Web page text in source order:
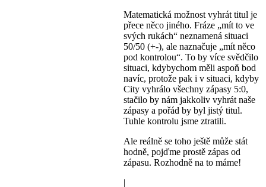
Matematická možnost vyhrát titul je
přece něco jiného. Fráze „mít to ve
svých rukách“ neznamená situaci
50/50 (+-), ale naznačuje „mít něco
pod kontrolou“. To by více svědčilo
situaci, kdybychom měli aspoň bod
navíc, protože pak i v situaci, kdyby
City vyhrálo všechny zápasy 5:0,
stačilo by nám jakkoliv vyhrát naše
zápasy a pořád by byl jistý titul.
Tuhle kontrolu jsme ztratili.
Ale reálně se toho ještě může stát
hodně, pojďme prostě zápas od
zápasu. Rozhodně na to máme!
|